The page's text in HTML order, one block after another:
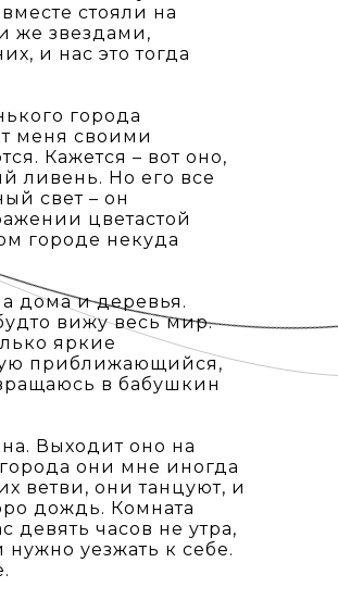
стояли на
же звездами,
и нас это тогда
города
меня своими
Кажется – вот оно,
ливень. Но его все
свет – он
цветастой
городе некуда
дома и деревья.
вижу весь мир.
яркие
приближающийся,
в бабушкин
Выходит оно на
они мне иногда
ветви, они танцуют, и
дождь. Комната
девять часов не утра,
уезжать к себе.